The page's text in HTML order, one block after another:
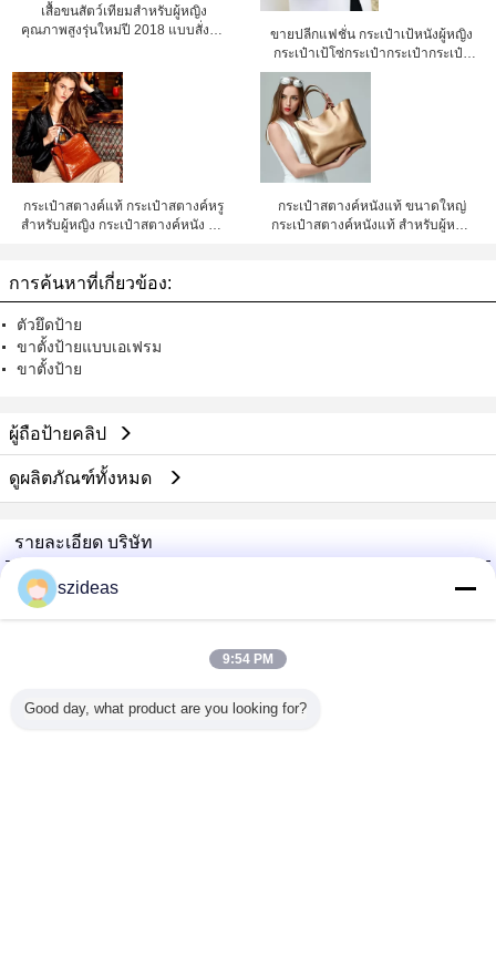
เสื้อขนสัตว์เทียมสำหรับผู้หญิง
คุณภาพสูงรุ่นใหม่ปี 2018 แบบสั่งทำ
ขายปลีกแฟชั่น กระเป๋าเป้หนังผู้หญิง
กระเป๋าเป้โซ่กระเป๋ากระเป๋ากระเป๋า
กระเป๋ากระเป๋ากระเป๋ากระเป๋ากระเป๋า
กระเป๋ากระเป๋ากระเป๋ากระเป๋ากระเป๋า
กระเป๋ากระเป๋ากระเป๋ากระเป๋ากระเป๋า
กระเป๋ากระเป๋ากระเป๋ากระเป๋ากระเป๋า
กระเป๋ากระเป๋ากระเป๋ากระเป๋ากระเป๋า
กระเป๋ากระเป๋ากระเป๋ากระเป๋ากระเป๋า
กระเป๋ากระเป๋ากระเป๋ากระเป๋ากระเป๋า
กระเป๋ากระเป๋ากระเป๋ากระเป๋ากระเป๋า
กระเป๋ากระเป๋ากระเป๋ากระเป๋ากระเป๋า
กระเป๋าสตางค์แท้ กระเป๋าสตางค์หรู
สําหรับผู้หญิง กระเป๋าสตางค์หนัง PU
กระเป๋าสตางค์หนังแท้ ขนาดใหญ่
กระเป๋าสตางค์หนังแท้ สําหรับผู้หญิง
การค้นหาที่เกี่ยวข้อง:
ตัวยึดป้าย
ขาตั้งป้ายแบบเอเฟรม
ขาตั้งป้าย
ผู้ถือป้ายคลิป
ดูผลิตภัณฑ์ทั้งหมด
รายละเอียด บริษัท
China Acrylic Product Online Market
ซัพพลายเออร์ที่ได้รับการยืนยัน
Verified Suplier
szideas
9:54 PM
Good day, what product are you looking for?